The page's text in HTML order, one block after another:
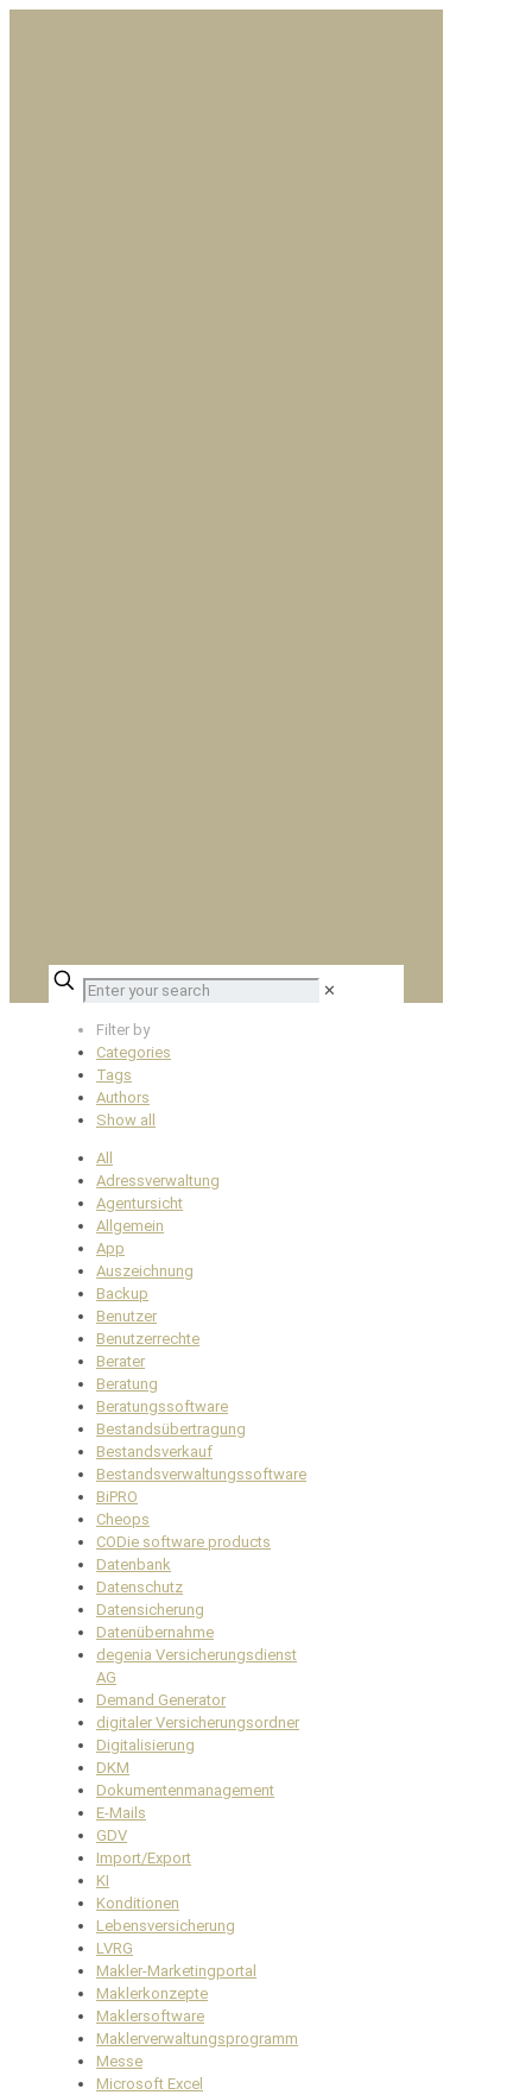
✕
Filter by
Categories
Tags
Authors
Show all
All
Adressverwaltung
Agentursicht
Allgemein
App
Auszeichnung
Backup
Benutzer
Benutzerrechte
Berater
Beratung
Beratungssoftware
Bestandsübertragung
Bestandsverkauf
Bestandsverwaltungssoftware
BiPRO
Cheops
CODie software products
Datenbank
Datenschutz
Datensicherung
Datenübernahme
degenia Versicherungsdienst
AG
Demand Generator
digitaler Versicherungsordner
Digitalisierung
DKM
Dokumentenmanagement
E-Mails
GDV
Import/Export
KI
Konditionen
Lebensversicherung
LVRG
Makler-Marketingportal
Maklerkonzepte
Maklersoftware
Maklerverwaltungsprogramm
Messe
Microsoft Excel